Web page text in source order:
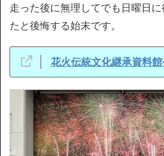
走った後に無理してでも日曜日
たと後悔する始末です。
花火伝統文化継承資料館